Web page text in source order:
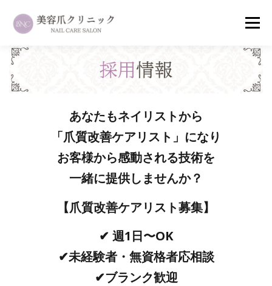
メニ
メニュー 先生紹介 お客様の声
アクセス ご予約・お問合せ
あなたもネイリストから
「爪質改善ケアリスト」になり
お客様から感動される技術を
一緒に提供しませんか？
【爪質改善ケアリスト募集】
✔︎ 週1日〜OK
✔︎未経験者・無資格者応相談
✔︎ブランク歓迎